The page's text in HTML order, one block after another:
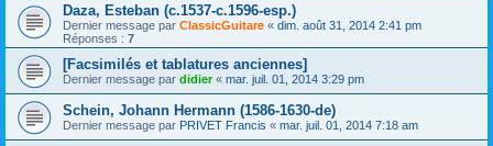
Daza, Esteban (c.1537-c.1596-esp.)
Dernier message par ClassicGuitare « dim. août 31, 2014 2:41 pm
Réponses : 7
[Facsimilés et tablatures anciennes]
Dernier message par didier« mar. juil. 01, 2014 3:29 pm
Schein, Johann Hermann (1586-1630-de)
Dernier message par PRIVET Francis « mar. juil. 01, 2014 7:18 am